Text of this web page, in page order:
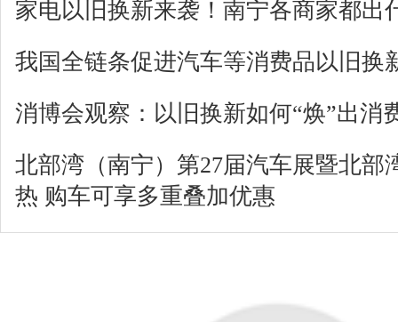
家电以旧换新来袭！南宁各商家都出
我国全链条促进汽车等消费品以旧换
消博会观察：以旧换新如何“焕”出消
北部湾（南宁）第27届汽车展暨北部
热 购车可享多重叠加优惠